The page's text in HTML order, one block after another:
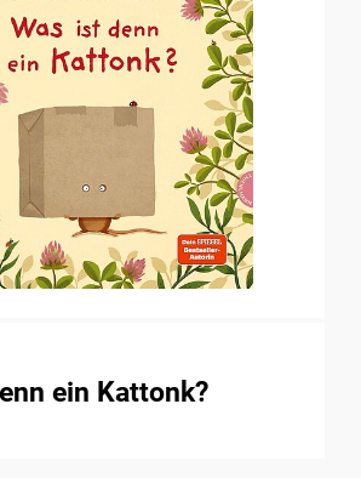
ein Kattonk?